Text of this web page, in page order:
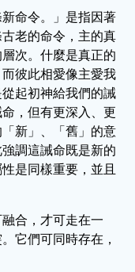
命令。」是指因著
老的命令，主的真
次。什麼是真正的
彼此相愛像主愛我
起初神給我們的誡
，但有更深入、更
新」、「舊」的意
調這誡命既是新的
是同樣重要，並且
合，才可走在一
它們可同時存在，